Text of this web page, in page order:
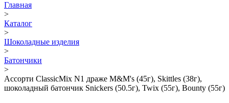
Главная
>
Каталог
>
Шоколадные изделия
>
Батончики
>
Ассорти ClassicMix N1 драже M&M's (45г), Skittles (38г),
шоколадный батончик Snickers (50.5г), Twix (55г), Bounty (55г)